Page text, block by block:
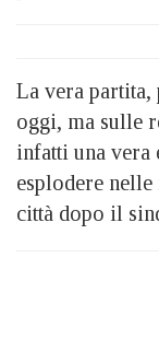
La vera
oggi, ma sulle
infatti una
esplodere
città dopo il